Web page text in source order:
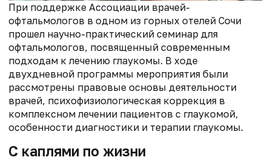
При поддержке Ассоциации врачей-
офтальмологов в одном из горных отелей Сочи
прошел научно-практический семинар для
офтальмологов, посвященный современным
подходам к лечению глаукомы. В ходе
двухдневной программы мероприятия были
рассмотрены правовые основы деятельности
врачей, психофизиологическая коррекция в
комплексном лечении пациентов с глаукомой,
особенности диагностики и терапии глаукомы.
С каплями по жизни